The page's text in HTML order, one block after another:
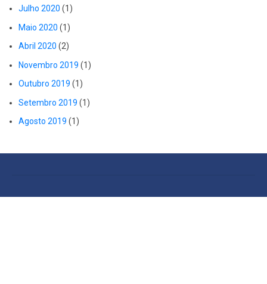
Julho 2020 (1)
Maio 2020 (1)
Abril 2020 (2)
Novembro 2019 (1)
Outubro 2019 (1)
Setembro 2019 (1)
Agosto 2019 (1)